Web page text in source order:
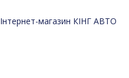
Інтернет-магазин КІНГ АВТО